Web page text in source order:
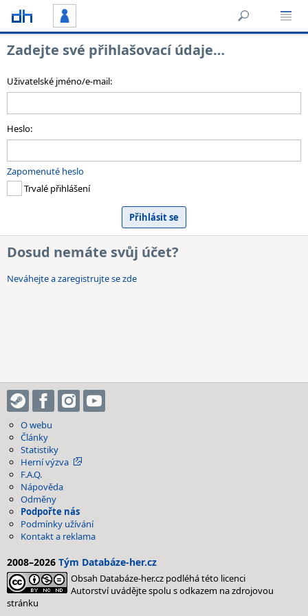
Zadejte své přihlašovací údaje…
Uživatelské jméno/e-mail:
Heslo:
Zapomenuté heslo
Trvalé přihlášení
Dosud nemáte svůj účet?
Neváhejte a zaregistrujte se zde
O webu
Články
Statistiky
Herní výzva
F.A.Q.
Nápověda
Odměny
Podpořte nás
Podmínky užívání
Kontakt a reklama
2008–2026 Tým Databáze-her.cz
Obsah Databáze-her.cz podléhá této licenci
Autorství uvádějte spolu s odkazem na zdrojovou
stránku